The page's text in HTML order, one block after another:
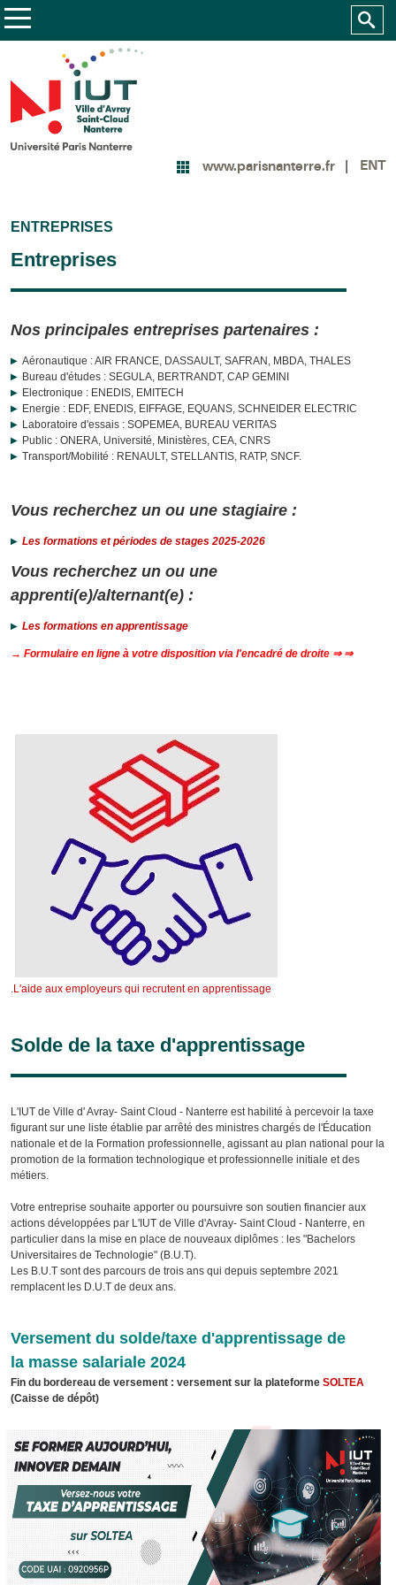
www.parisnanterre.fr ENT
ENTREPRISES
Entreprises
Nos principales entreprises partenaires :
Aéronautique : AIR FRANCE, DASSAULT, SAFRAN, MBDA, THALES
Bureau d'études : SEGULA, BERTRANDT, CAP GEMINI
Electronique : ENEDIS, EMITECH
Energie : EDF, ENEDIS, EIFFAGE, EQUANS, SCHNEIDER ELECTRIC
Laboratoire d'essais : SOPEMEA, BUREAU VERITAS
Public : ONERA, Université, Ministères, CEA, CNRS
Transport/Mobilité : RENAULT, STELLANTIS, RATP, SNCF.
Vous recherchez un ou une stagiaire :
Les formations et périodes de stages 2025-2026
Vous recherchez un ou une
apprenti(e)/alternant(e) :
Les formations en apprentissage
→ Formulaire en ligne à votre disposition via l'encadré de droite ⇒ ⇒
.L'aide aux employeurs qui recrutent en apprentissage
Solde de la taxe d'apprentissage
L'IUT de Ville d' Avray- Saint Cloud - Nanterre est habilité à percevoir la taxe
figurant sur une liste établie par arrêté des ministres chargés de l'Éducation
nationale et de la Formation professionnelle, agissant au plan national pour la
promotion de la formation technologique et professionnelle initiale et des
métiers.
Votre entreprise souhaite apporter ou poursuivre son soutien financier aux
actions développées par L'IUT de Ville d'Avray- Saint Cloud - Nanterre, en
particulier dans la mise en place de nouveaux diplômes : les "Bachelors
Universitaires de Technologie" (B.U.T).
Les B.U.T sont des parcours de trois ans qui depuis septembre 2021
remplacent les D.U.T de deux ans.
Versement du solde/taxe d'apprentissage de
la masse salariale 2024
Fin du bordereau de versement : versement sur la plateforme SOLTEA
(Caisse de dépôt)